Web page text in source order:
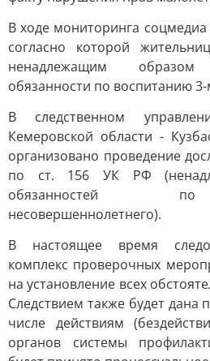
В ходе мониторинга
согласно которой
ненадлежащим
обязанности по воспитанию
В следственном
Кемеровской области -
организовано проведение
по ст. 156 УК РФ
обязанностей
несовершеннолетнего).
В настоящее время
комплекс проверочных
на установление всех
Следствием также будет дана
числе действиям
органов системы